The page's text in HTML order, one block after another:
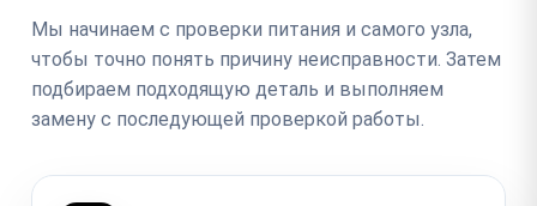
Мы начинаем с проверки питания и самого узла,
чтобы точно понять причину неисправности. Затем
подбираем подходящую деталь и выполняем
замену с последующей проверкой работы.